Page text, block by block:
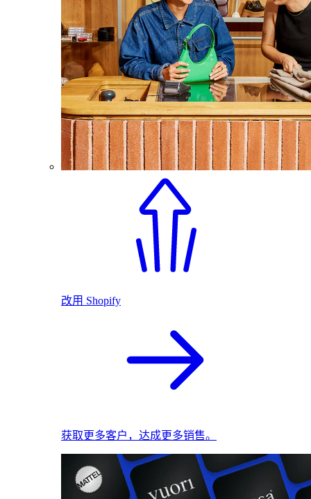
改用 Shopify
获取更多客户，达成更多销售。